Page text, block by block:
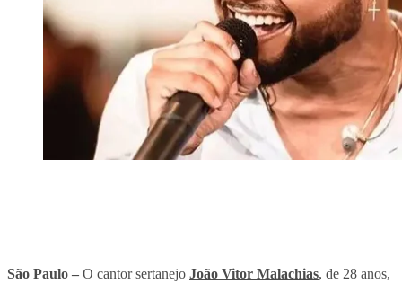
São Paulo – O cantor sertanejo João Vitor Malachias, de 28 anos,